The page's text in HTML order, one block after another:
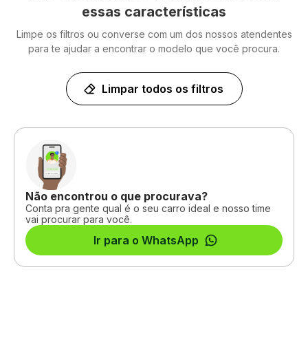
essas características
Limpe os filtros ou converse com um dos nossos atendentes
para te ajudar a encontrar o modelo que você procura.
Limpar todos os filtros
Não encontrou o que procurava?
Conta pra gente qual é o seu carro ideal e nosso time
vai procurar para você.
Ir para o WhatsApp